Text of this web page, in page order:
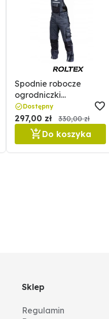
Spodnie robocze
ogrodniczki
PROFESSIONAL FLEX
LINE roz. M STALCO
Dostępny
297,00 zł 330,00 zł
Do koszyka
Sklep
Regulamin